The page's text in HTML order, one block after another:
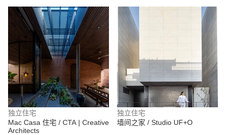
独立住宅
Mac Casa 住宅 / CTA | Creative
Architects
独立住宅
墙间之家 / Studio UF+O